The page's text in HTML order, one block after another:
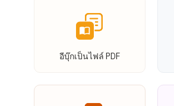
อีบุ๊กเป็นไฟล์ PDF